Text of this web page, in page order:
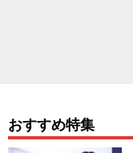
おすすめ特集